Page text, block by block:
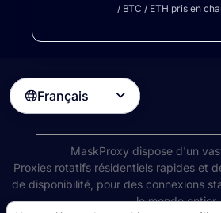
/ BTC / ETH pris en
Français 
MaskProxy dispose d'un
Proxies rotatifs résidentiels rapides et
de disponibilité, pour des connexions
le monde entier.